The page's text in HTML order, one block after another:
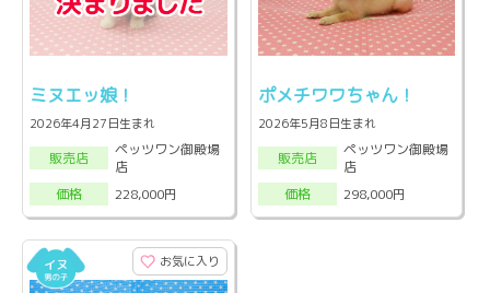
ミヌエッ娘！
2026年4月27日生まれ
販売店
ペッツワン御殿場
店
価格
228,000円
ポメチワワちゃん！
2026年5月8日生まれ
販売店
ペッツワン御殿場
店
価格
298,000円
お気に入り